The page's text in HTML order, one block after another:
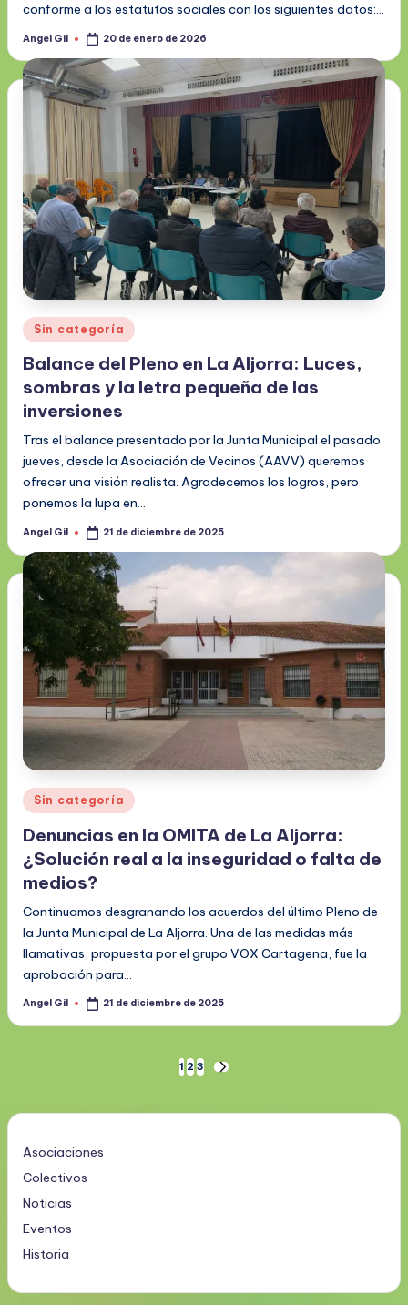
conforme a los estatutos sociales con los siguientes datos:…
Publicado
Angel Gil 20 de enero de 2026
Publicado
en
Sin categoría
Balance del Pleno en La Aljorra: Luces,
sombras y la letra pequeña de las
inversiones
Tras el balance presentado por la Junta Municipal el pasado
jueves, desde la Asociación de Vecinos (AAVV) queremos
ofrecer una visión realista. Agradecemos los logros, pero
ponemos la lupa en…
Publicado
Angel Gil 21 de diciembre de 2025
Publicado
en
Sin categoría
Denuncias en la OMITA de La Aljorra:
¿Solución real a la inseguridad o falta de
medios?
Continuamos desgranando los acuerdos del último Pleno de
la Junta Municipal de La Aljorra. Una de las medidas más
llamativas, propuesta por el grupo VOX Cartagena, fue la
aprobación para…
Publicado
Angel Gil 21 de diciembre de 2025
de
entradas
1 2 3
SIGUIENTE
Asociaciones
Colectivos
Noticias
Eventos
Historia